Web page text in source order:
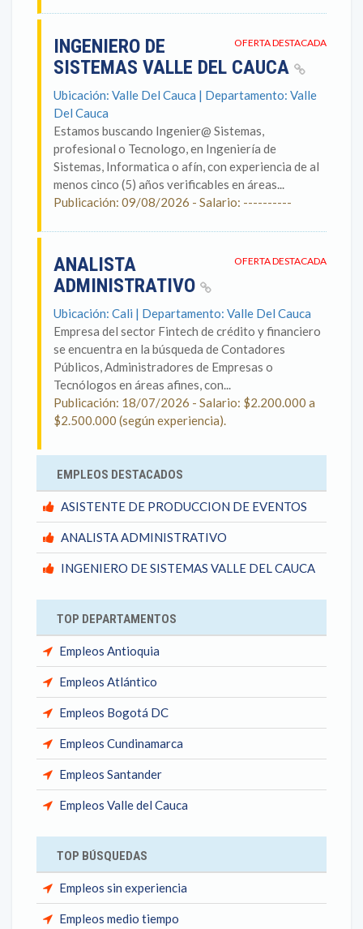
OFERTA DESTACADA
INGENIERO DE
SISTEMAS VALLE DEL CAUCA
Ubicación: Valle Del Cauca | Departamento: Valle
Del Cauca
Estamos buscando Ingenier@ Sistemas,
profesional o Tecnologo, en Ingeniería de
Sistemas, Informatica o afín, con experiencia de al
menos cinco (5) años verificables en áreas...
Publicación: 09/08/2026 - Salario: ----------
OFERTA DESTACADA
ANALISTA
ADMINISTRATIVO
Ubicación: Cali | Departamento: Valle Del Cauca
Empresa del sector Fintech de crédito y financiero
se encuentra en la búsqueda de Contadores
Públicos, Administradores de Empresas o
Tecnólogos en áreas afines, con...
Publicación: 18/07/2026 - Salario: $2.200.000 a
$2.500.000 (según experiencia).
EMPLEOS DESTACADOS
ASISTENTE DE PRODUCCION DE EVENTOS
ANALISTA ADMINISTRATIVO
INGENIERO DE SISTEMAS VALLE DEL CAUCA
TOP DEPARTAMENTOS
Empleos Antioquia
Empleos Atlántico
Empleos Bogotá DC
Empleos Cundinamarca
Empleos Santander
Empleos Valle del Cauca
TOP BÚSQUEDAS
Empleos sin experiencia
Empleos medio tiempo